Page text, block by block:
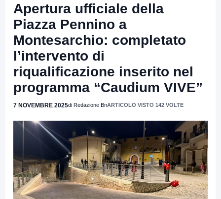
Apertura ufficiale della
Piazza Pennino a
Montesarchio: completato
l’intervento di
riqualificazione inserito nel
programma “Caudium VIVE”
7 NOVEMBRE 2025di Redazione BnARTICOLO VISTO 142 VOLTE